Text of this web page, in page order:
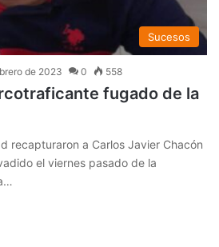
Sucesos
de 2023 0 558
fugado de la
recapturaron a Carlos Javier Chacón
el viernes pasado de la